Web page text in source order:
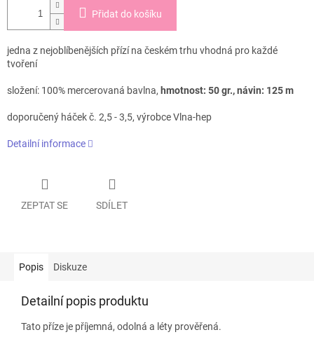
Přidat do košíku
jedna z nejoblíbenějších přízí na českém trhu vhodná pro každé
tvoření
složení: 100% mercerovaná bavlna, hmotnost: 50 gr., návin: 125 m
doporučený háček č. 2,5 - 3,5, výrobce Vlna-hep
Detailní informace
ZEPTAT SE SDÍLET
Popis Diskuze
Detailní popis produktu
Tato příze je příjemná, odolná a léty prověřená.